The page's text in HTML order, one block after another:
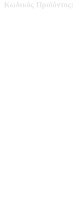
Κωδικός Προϊόντος: